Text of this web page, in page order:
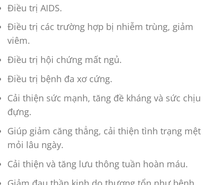
Điều trị AIDS.
Điều trị các trường hợp bị nhiễm trùng, giảm
viêm.
Điều trị hội chứng mất ngủ.
Điều trị bệnh đa xơ cứng.
Cải thiện sức mạnh, tăng đề kháng và sức chịu
đựng.
Giúp giảm căng thẳng, cải thiện tình trạng mệt
mỏi lâu ngày.
Cải thiện và tăng lưu thông tuần hoàn máu.